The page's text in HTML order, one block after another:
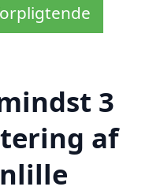
3
af